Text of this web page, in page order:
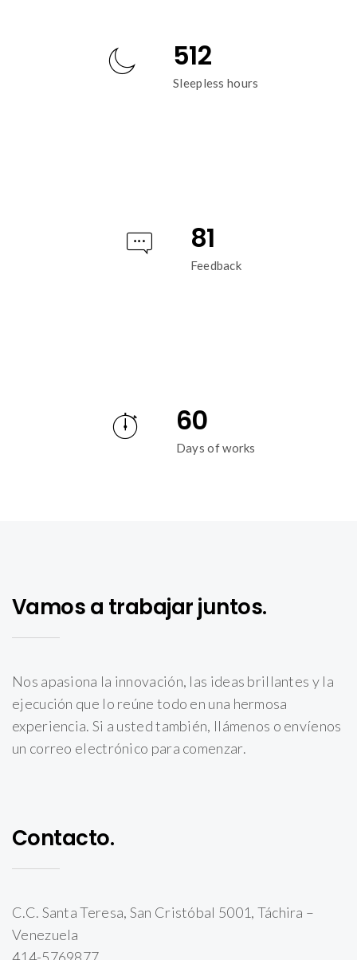
512
Sleepless hours
81
Feedback
60
Days of works
Vamos a trabajar juntos.
Nos apasiona la innovación, las ideas brillantes y la
ejecución que lo reúne todo en una hermosa
experiencia. Si a usted también, llámenos o envíenos
un correo electrónico para comenzar.
Contacto.
C.C. Santa Teresa, San Cristóbal 5001, Táchira –
Venezuela